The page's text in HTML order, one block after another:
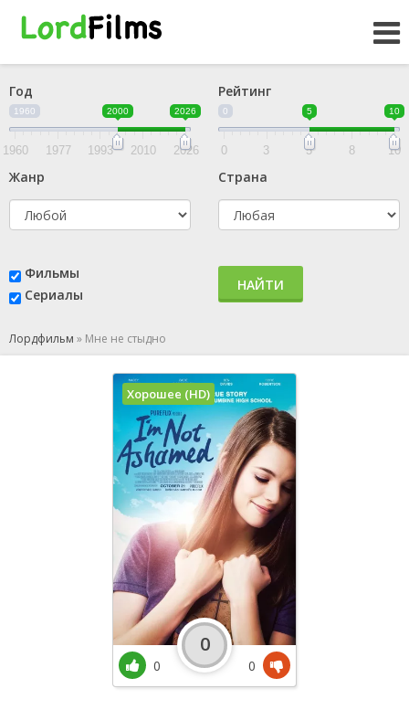
Год
1960 2000 2026
1960 1977 1993 2010 2026
Рейтинг
0 5 10
0 3 5 8 10
Жанр Страна
Фильмы
Сериалы
НАЙТИ
Лордфильм » Мне не стыдно
Хорошее (HD)
0
0
0